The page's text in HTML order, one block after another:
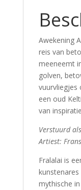
Awekening
reis van
meeneemt
golven,
vuurvliegjes
een oud
van
Verstuurd
Artiest:
Fralalai is
mythische